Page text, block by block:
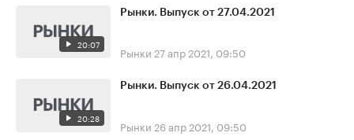
20:07
Рынки. Выпуск от 27.04.2021
Рынки 27 апр 2021, 09:50
20:28
Рынки. Выпуск от 26.04.2021
Рынки 26 апр 2021, 09:50